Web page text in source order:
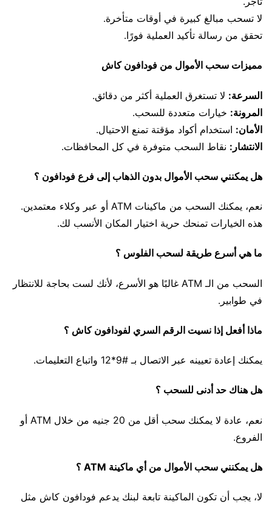
لا تسحب مبالغ كبيرة في أوقات متأخرة.
تحقق من رسالة تأكيد العملية فورًا.
مميزات سحب الأموال من فودافون كاش
السرعة: لا تستغرق العملية أكثر من دقائق.
المرونة: خيارات متعددة للسحب.
الأمان: استخدام أكواد مؤقتة تمنع الاحتيال.
الانتشار: نقاط السحب متوفرة في كل المحافظات.
هل يمكنني سحب الأموال بدون الذهاب إلى فرع فودافون ؟
نعم، يمكنك السحب من ماكينات ATM أو عبر وكلاء معتمدين.
هذه الخيارات تمنحك حرية اختيار المكان الأنسب لك.
ما هي أسرع طريقة لسحب الفلوس ؟
السحب من الـ ATM غالبًا هو الأسرع، لأنك لست بحاجة للانتظار
في طوابير.
ماذا أفعل إذا نسيت الرقم السري لفودافون كاش ؟
يمكنك إعادة تعيينه عبر الاتصال بـ #9*12 واتباع التعليمات.
هل هناك حد أدنى للسحب ؟
نعم، عادة لا يمكنك سحب أقل من 20 جنيه من خلال ATM أو
الفروع.
هل يمكنني سحب الأموال من أي ماكينة ATM ؟
لا، يجب أن تكون الماكينة تابعة لبنك يدعم فودافون كاش مثل